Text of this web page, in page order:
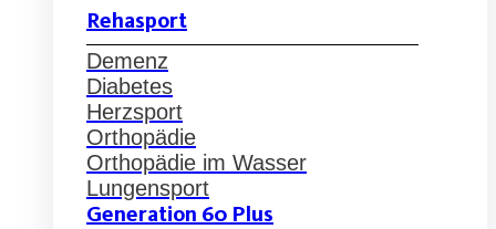
Rehasport
Demenz
Diabetes
Herzsport
Orthopädie
Orthopädie im Wasser
Lungensport
Generation 60 Plus